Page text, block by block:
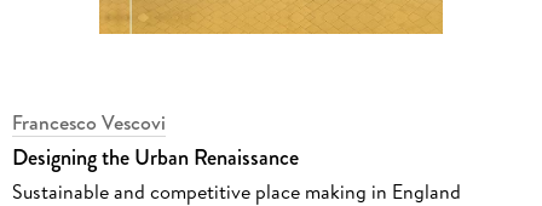
Francesco Vescovi
Designing the Urban Renaissance
Sustainable and competitive place making in England